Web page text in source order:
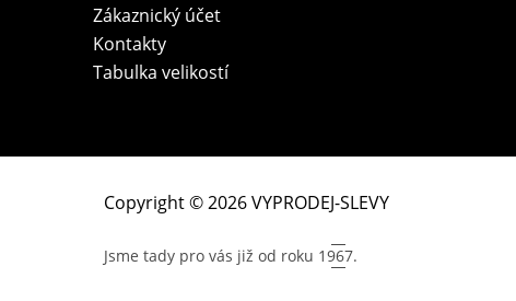
Zákaznický účet
Kontakty
Tabulka velikostí
Copyright © 2026 VYPRODEJ-SLEVY
Jsme tady pro vás již od roku 1967.